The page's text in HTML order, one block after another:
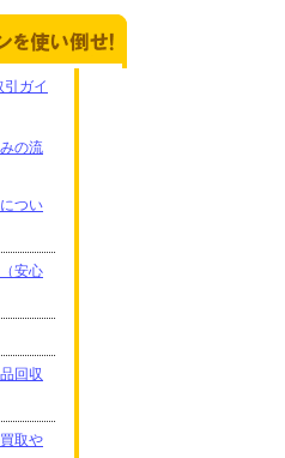
ガイ
の流
つい
安心
回収
取や